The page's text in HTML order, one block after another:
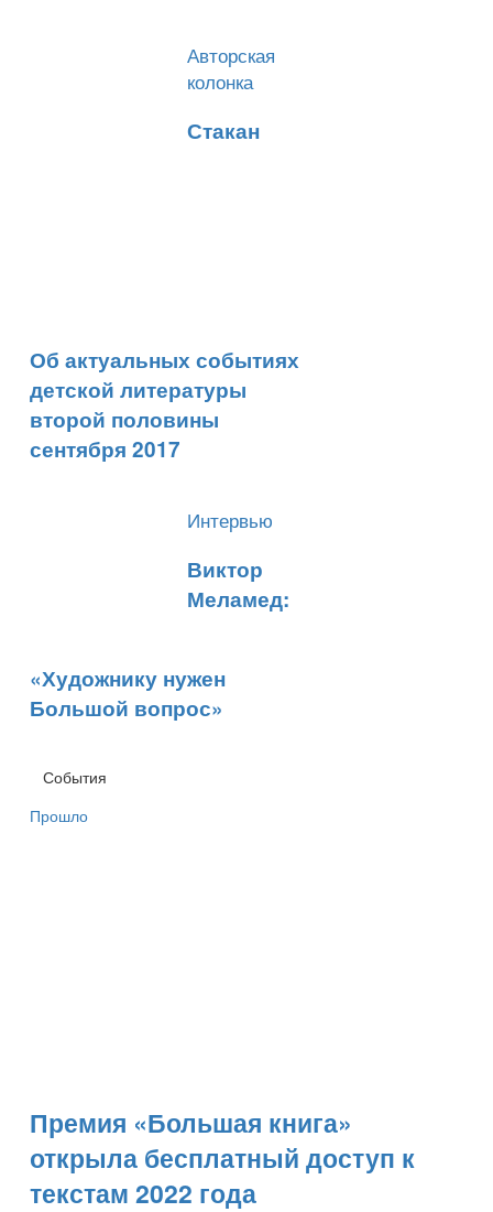
Авторская
колонка
​Стакан
Об актуальных событиях
детской литературы
второй половины
сентября 2017
Интервью
​Виктор
Меламед:
«Художнику нужен
Большой вопрос»
События
Прошло
​Премия «Большая книга»
открыла бесплатный доступ к
текстам 2022 года